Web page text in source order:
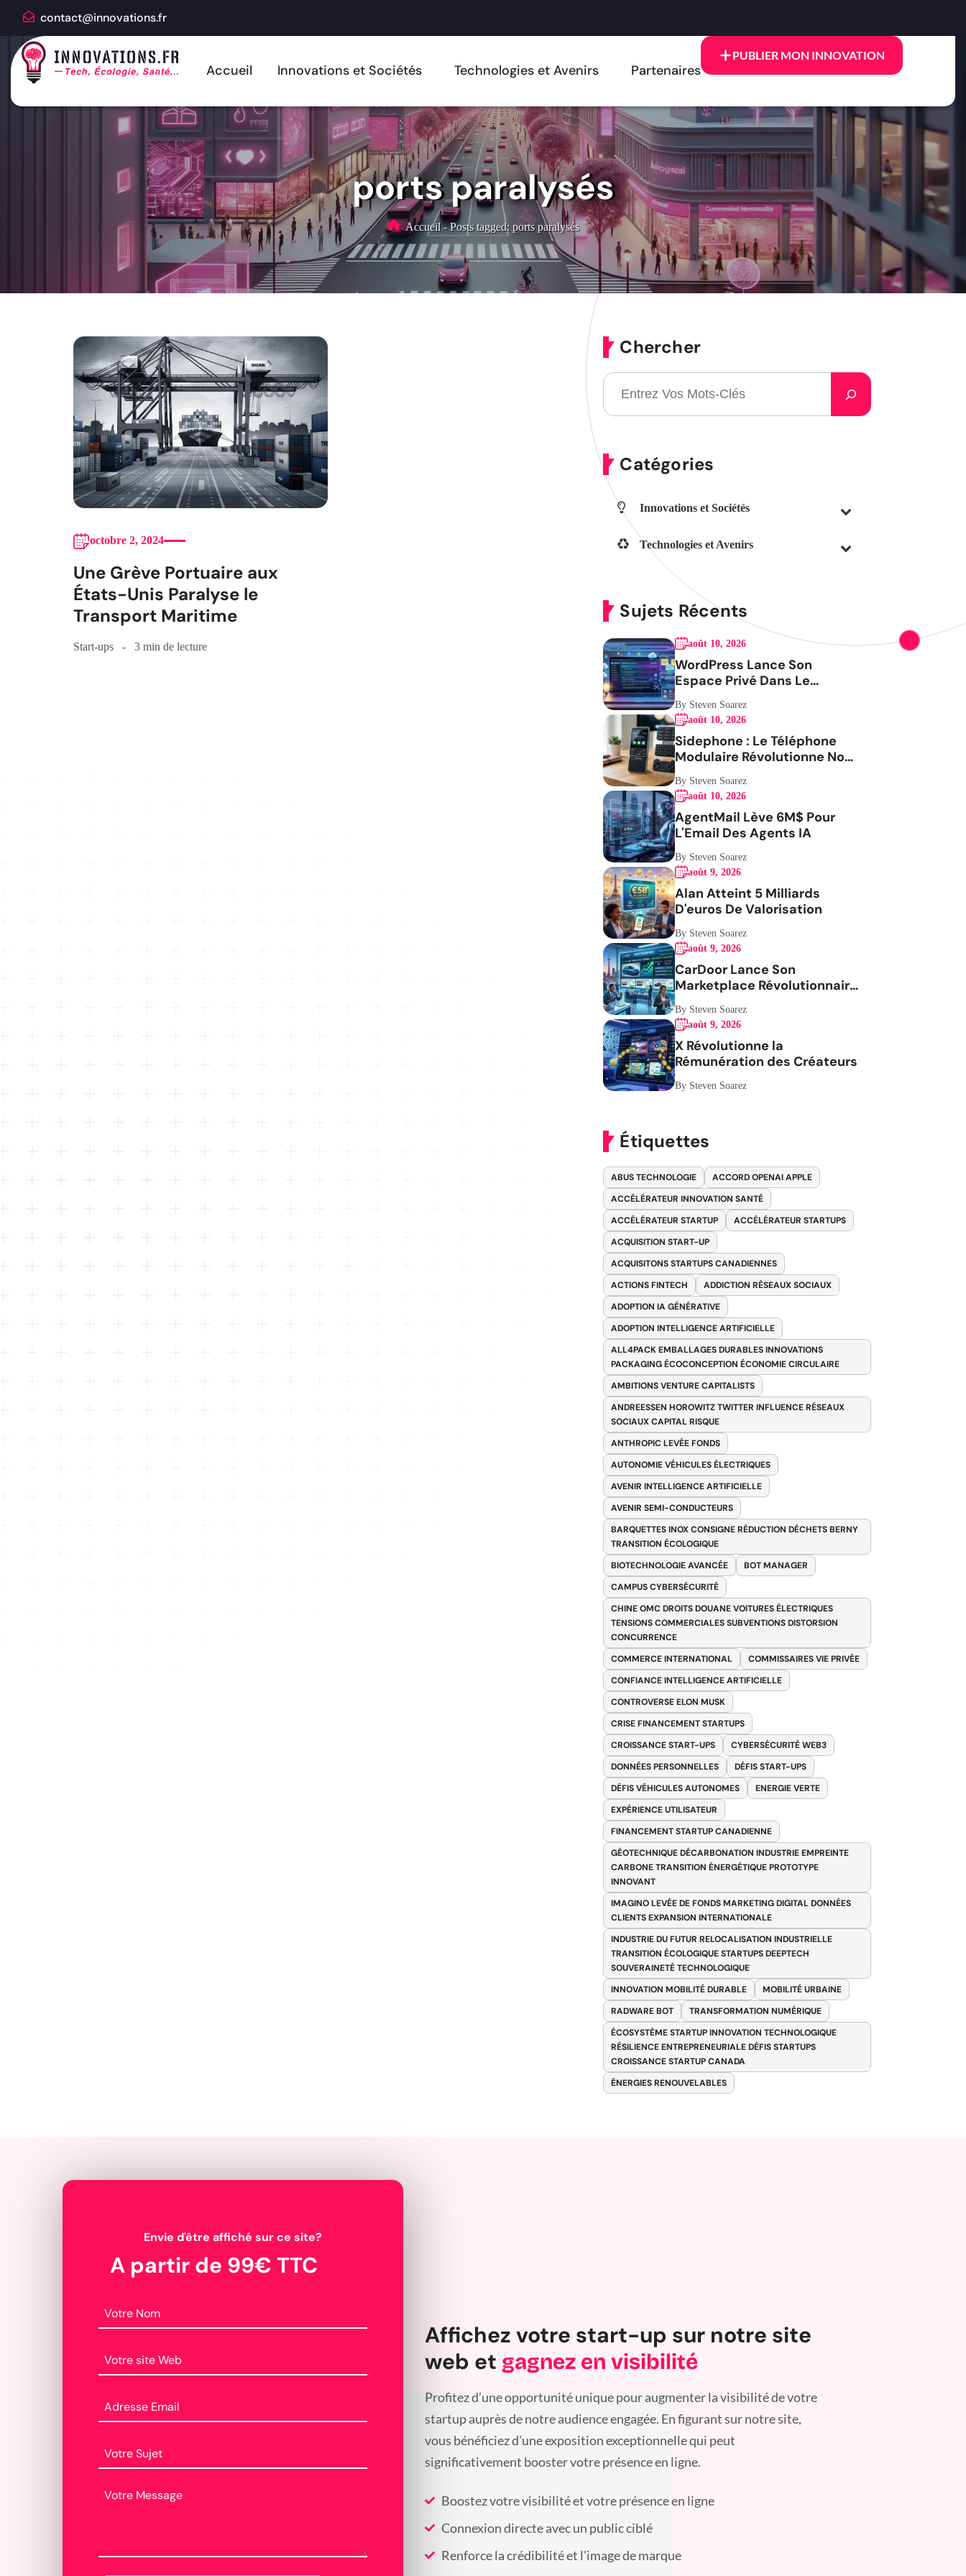
contact@innovations.fr
Accueil Innovations et Sociétés Technologies et Avenirs Partenaires
PUBLIER MON INNOVATION
ports paralysés
Accueil - Posts tagged: ports paralysés
octobre 2, 2024
Une Grève Portuaire aux
États-Unis Paralyse le
Transport Maritime
Start-ups 3 min de lecture
Chercher
Catégories
Innovations et Sociétés
Technologies et Avenirs
Sujets Récents
août 10, 2026
WordPress Lance Son
Espace Privé Dans Le
Navigateur
By Steven Soarez
août 10, 2026
Sidephone : Le Téléphone
Modulaire Révolutionne Nos
Habitudes
By Steven Soarez
août 10, 2026
AgentMail Lève 6M$ Pour
L'Email Des Agents IA
By Steven Soarez
août 9, 2026
Alan Atteint 5 Milliards
D'euros De Valorisation
By Steven Soarez
août 9, 2026
CarDoor Lance Son
Marketplace Révolutionnaire
Pour Véhicules
By Steven Soarez
août 9, 2026
X Révolutionne la
Rémunération des Créateurs
By Steven Soarez
Étiquettes
ABUS TECHNOLOGIE
ACCORD OPENAI APPLE
ACCÉLÉRATEUR INNOVATION SANTÉ
ACCÉLÉRATEUR STARTUP
ACCÉLÉRATEUR STARTUPS
ACQUISITION START-UP
ACQUISITONS STARTUPS CANADIENNES
ACTIONS FINTECH
ADDICTION RÉSEAUX SOCIAUX
ADOPTION IA GÉNÉRATIVE
ADOPTION INTELLIGENCE ARTIFICIELLE
ALL4PACK EMBALLAGES DURABLES INNOVATIONS
PACKAGING ÉCOCONCEPTION ÉCONOMIE CIRCULAIRE
AMBITIONS VENTURE CAPITALISTS
ANDREESSEN HOROWITZ TWITTER INFLUENCE RÉSEAUX
SOCIAUX CAPITAL RISQUE
ANTHROPIC LEVÉE FONDS
AUTONOMIE VÉHICULES ÉLECTRIQUES
AVENIR INTELLIGENCE ARTIFICIELLE
AVENIR SEMI-CONDUCTEURS
BARQUETTES INOX CONSIGNE RÉDUCTION DÉCHETS BERNY
TRANSITION ÉCOLOGIQUE
BIOTECHNOLOGIE AVANCÉE
BOT MANAGER
CAMPUS CYBERSÉCURITÉ
CHINE OMC DROITS DOUANE VOITURES ÉLECTRIQUES
TENSIONS COMMERCIALES SUBVENTIONS DISTORSION
CONCURRENCE
COMMERCE INTERNATIONAL
COMMISSAIRES VIE PRIVÉE
CONFIANCE INTELLIGENCE ARTIFICIELLE
CONTROVERSE ELON MUSK
CRISE FINANCEMENT STARTUPS
CROISSANCE START-UPS
CYBERSÉCURITÉ WEB3
DONNÉES PERSONNELLES
DÉFIS START-UPS
DÉFIS VÉHICULES AUTONOMES
ENERGIE VERTE
EXPÉRIENCE UTILISATEUR
FINANCEMENT STARTUP CANADIENNE
GÉOTECHNIQUE DÉCARBONATION INDUSTRIE EMPREINTE
CARBONE TRANSITION ÉNERGÉTIQUE PROTOTYPE
INNOVANT
IMAGINO LEVÉE DE FONDS MARKETING DIGITAL DONNÉES
CLIENTS EXPANSION INTERNATIONALE
INDUSTRIE DU FUTUR RELOCALISATION INDUSTRIELLE
TRANSITION ÉCOLOGIQUE STARTUPS DEEPTECH
SOUVERAINETÉ TECHNOLOGIQUE
INNOVATION MOBILITÉ DURABLE
MOBILITÉ URBAINE
RADWARE BOT
TRANSFORMATION NUMÉRIQUE
ÉCOSYSTÈME STARTUP INNOVATION TECHNOLOGIQUE
RÉSILIENCE ENTREPRENEURIALE DÉFIS STARTUPS
CROISSANCE STARTUP CANADA
ÉNERGIES RENOUVELABLES
Envie d'être affiché sur ce site?
A partir de 99€ TTC
Affichez votre start-up sur notre site
web et gagnez en visibilité
Profitez d’une opportunité unique pour augmenter la visibilité de votre
startup auprès de notre audience engagée. En figurant sur notre site,
vous bénéficiez d’une exposition exceptionnelle qui peut
significativement booster votre présence en ligne.
Boostez votre visibilité et votre présence en ligne
Connexion directe avec un public ciblé
Renforce la crédibilité et l'image de marque